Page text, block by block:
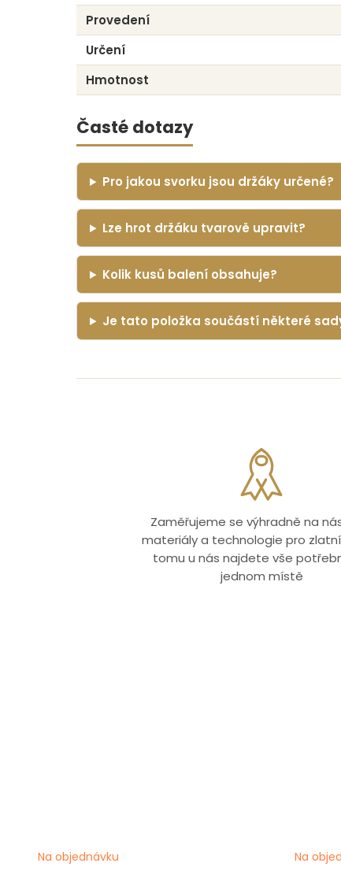
Provedení
Určení
Hmotnost
Časté dotazy
Pro jakou svorku jsou držáky určené?
Lze hrot držáku tvarově upravit?
Kolik kusů balení obsahuje?
Je tato položka součástí některé
Zaměřujeme se výhradně na
materiály a technologie pro
tomu u nás najdete vše
jednom místě
Na objednávku Na